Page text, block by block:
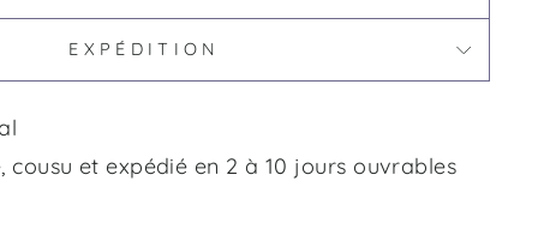
EXPÉDITION
cousu et expédié en 2 à 10 jours ouvrables